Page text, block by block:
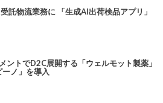
託物流業務に 「生成AI出荷検品アプリ」
ントでD2C展開する「ウェルモット製薬」
ノ」を導入